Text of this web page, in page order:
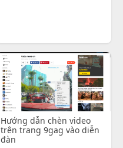
Hướng dẫn chèn video
trên trang 9gag vào diễn
đàn